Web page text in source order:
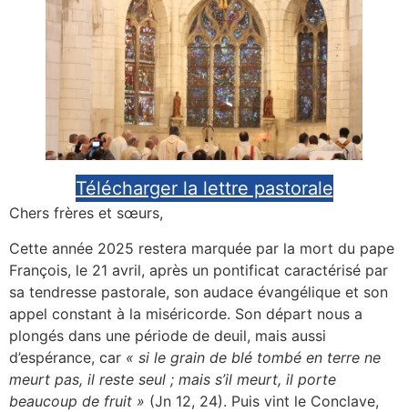
Télécharger la lettre pastorale
Chers frères et sœurs,
Cette année 2025 restera marquée par la mort du pape
François, le 21 avril, après un pontificat caractérisé par
sa tendresse pastorale, son audace évangélique et son
appel constant à la miséricorde. Son départ nous a
plongés dans une période de deuil, mais aussi
d’espérance, car « si le grain de blé tombé en terre ne
meurt pas, il reste seul ; mais s’il meurt, il porte
beaucoup de fruit » (Jn 12, 24). Puis vint le Conclave,